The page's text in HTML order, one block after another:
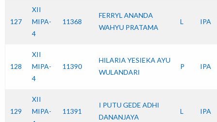
127
XII
MIPA-
4
11368
FERRYL ANANDA
WAHYU PRATAMA
L IPA
128
XII
MIPA-
4
11390
HILARIA YESIEKA AYU
WULANDARI
P IPA
129
XII
MIPA-
11391
I PUTU GEDE ADHI
DANANJAYA
L IPA